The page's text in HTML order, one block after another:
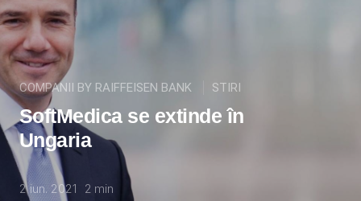
COMPANII BY RAIFFEISEN BANK STIRI
SoftMedica se extinde în
Ungaria
2 iun. 2021 2 min